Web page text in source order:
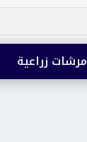
مرشات زراعية